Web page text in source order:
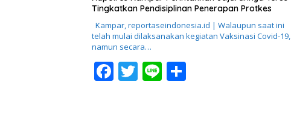
o
o
k
Tingkatkan Pendisiplinan Penerapan Protkes
Kampar, reportaseindonesia.id | Walaupun saat ini
telah mulai dilaksanakan kegiatan Vaksinasi Covid-19,
namun secara…
F T Li